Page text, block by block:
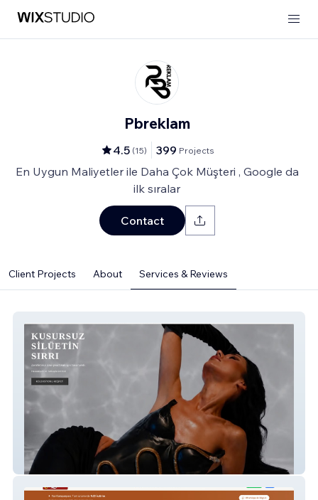
Pbreklam
4.5 (15) 399 Projects
En Uygun Maliyetler ile Daha Çok Müşteri , Google da
ilk sıralar
Contact
Client Projects About Services & Reviews
LuvoStyle